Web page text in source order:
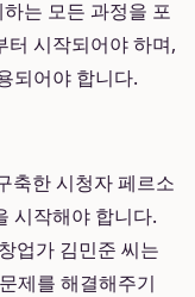
는 모든 과정을 포
터 시작되어야 하며,
되어야 합니다.
축한 시청자 페르소
시작해야 합니다.
업가 김민준 씨는
제를 해결해주기